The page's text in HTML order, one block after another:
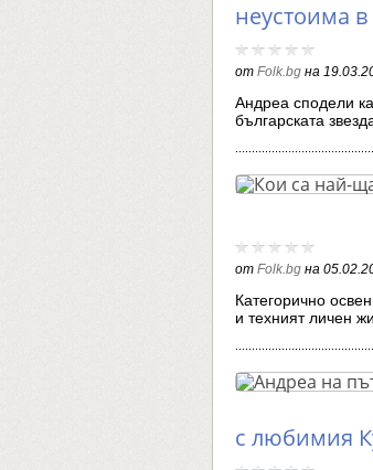
неустоима
от Folk.bg на
Андреа сподели
българската
от Folk.bg на
Категорично
и техният личен
с любимия